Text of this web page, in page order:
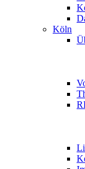
Köln